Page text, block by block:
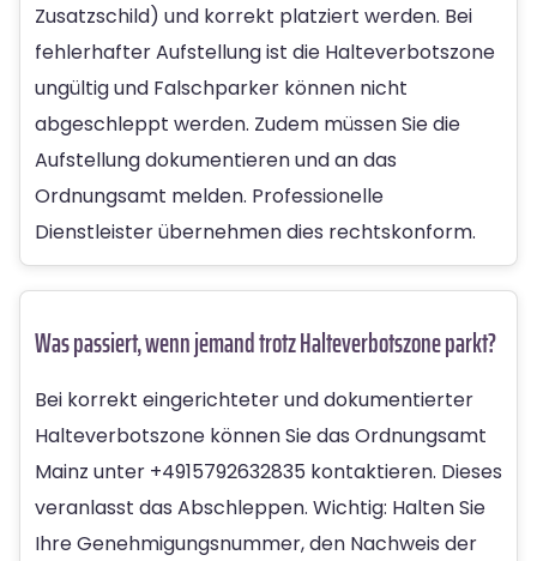
Zusatzschild) und korrekt platziert werden. Bei
fehlerhafter Aufstellung ist die Halteverbotszone
ungültig und Falschparker können nicht
abgeschleppt werden. Zudem müssen Sie die
Aufstellung dokumentieren und an das
Ordnungsamt melden. Professionelle
Dienstleister übernehmen dies rechtskonform.
Was passiert, wenn jemand trotz Halteverbotszone parkt?
Bei korrekt eingerichteter und dokumentierter
Halteverbotszone können Sie das Ordnungsamt
Mainz unter +4915792632835 kontaktieren. Dieses
veranlasst das Abschleppen. Wichtig: Halten Sie
Ihre Genehmigungsnummer, den Nachweis der